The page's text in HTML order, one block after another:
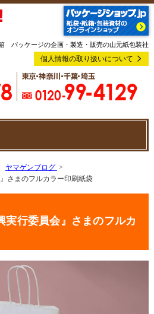
パッケージの企画・製造・販売の山元紙包装社
個人情報の取り扱いについて
ヤマゲンブログ
さまのフルカラー印刷紙袋
実行委員会』さまのフルカ